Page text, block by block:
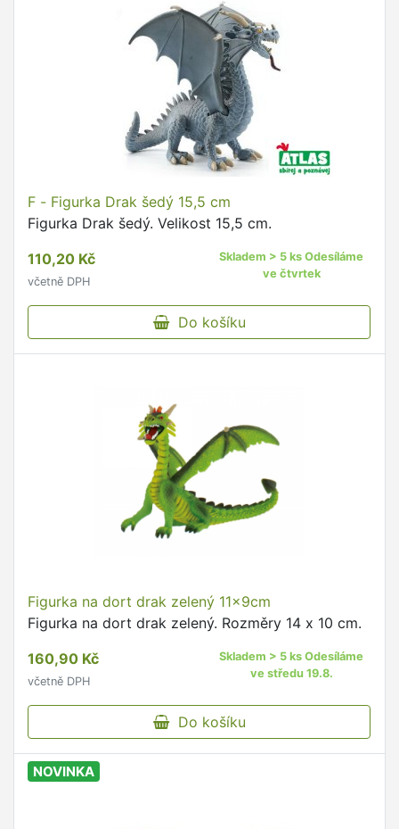
F - Figurka Drak šedý 15,5 cm
Figurka Drak šedý. Velikost 15,5 cm.
110,20 Kč
včetně DPH
Skladem > 5 ks Odesíláme
ve čtvrtek
Do košíku
Figurka na dort drak zelený 11x9cm
Figurka na dort drak zelený. Rozměry 14 x 10 cm.
160,90 Kč
včetně DPH
Skladem > 5 ks Odesíláme
ve středu 19.8.
Do košíku
NOVINKA